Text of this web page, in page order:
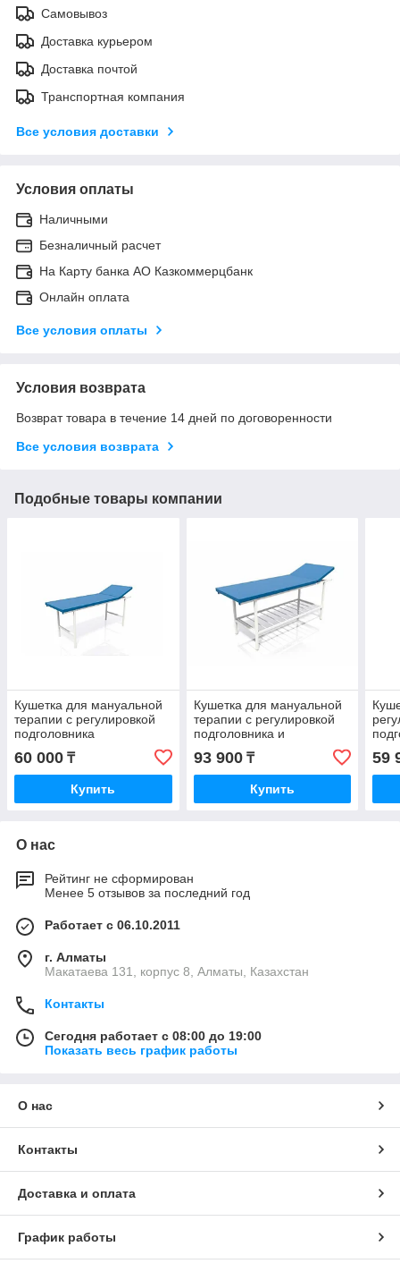
Самовывоз
Доставка курьером
Доставка почтой
Транспортная компания
Все условия доставки
Условия оплаты
Наличными
Безналичный расчет
На Карту банка АО Казкоммерцбанк
Онлайн оплата
Все условия оплаты
Условия возврата
Возврат товара в течение 14 дней по договоренности
Все условия возврата
Подобные товары компании
Кушетка для мануальной
терапии с регулировкой
подголовника
60 000 ₸
Купить
Кушетка для мануальной
терапии с регулировкой
подголовника и
дополнительной полкой
1900*600*750
93 900₸
Купить
59
О нас
Рейтинг не сформирован
Менее 5 отзывов за последний год
Работает с 06.10.2011
г. Алматы
Макатаева 131, корпус 8, Алматы, Казахстан
Контакты
Сегодня работает с 08:00 до 19:00
Показать весь график работы
О нас
Контакты
Доставка и оплата
График работы